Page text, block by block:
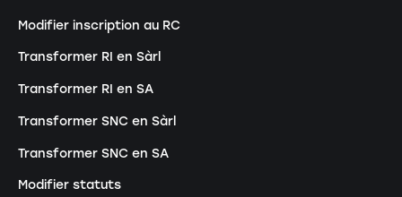
Modifier inscription au RC
Transformer RI en Sàrl
Transformer RI en SA
Transformer SNC en Sàrl
Transformer SNC en SA
Modifier statuts